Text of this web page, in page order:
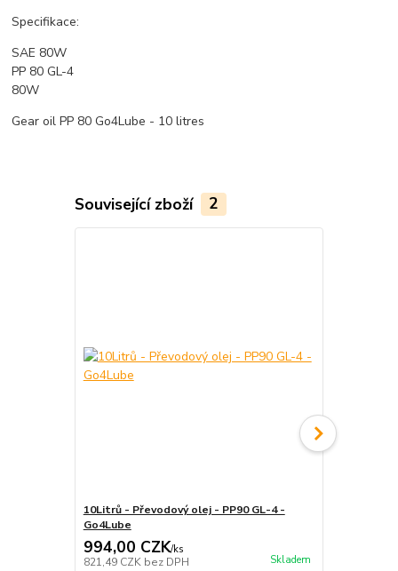
Specifikace:
SAE 80W
PP 80 GL-4
80W
Gear oil PP 80 Go4Lube - 10 litres
Související zboží 2
10Litrů - Převodový olej - PP90 GL-4 -
Go4Lube
994,00 CZK/ks
821,49 CZK bez DPH Skladem